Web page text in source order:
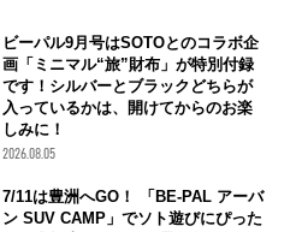
ビーパル9月号はSOTOとのコラボ企
画「ミニマル“旅”財布」が特別付録
です！シルバーとブラックどちらが
入っているかは、開けてからのお楽
しみに！
2026.08.05
7/11は豊洲へGO！ 「BE-PAL アーバ
ン SUV CAMP」でソト遊びにぴった